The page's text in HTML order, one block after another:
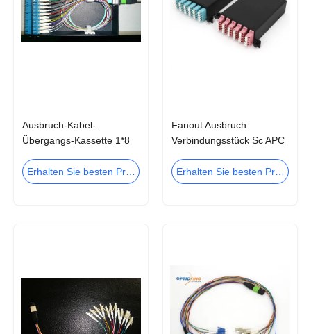
Ausbruch-Kabel-
Übergangs-Kassette 1*8
Erhalten Sie besten Preis
Fanout Ausbruch
Verbindungsstück Sc APC
2x12 MPO MTP
Erhalten Sie besten Preis